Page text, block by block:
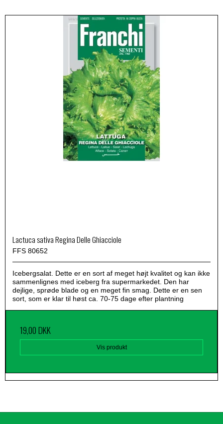
Lactuca sativa Regina Delle Ghiacciole
FFS 80652
Icebergsalat. Dette er en sort af meget højt kvalitet og kan ikke
sammenlignes med iceberg fra supermarkedet. Den har
dejlige, sprøde blade og en meget fin smag. Dette er en sen
sort, som er klar til høst ca. 70-75 dage efter plantning
19,00 DKK
Vis produkt